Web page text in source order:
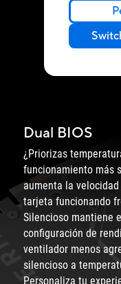
Dual BIOS
¿Priorizas
funcionamiento más
aumenta la
tarjeta funcionando
Silencioso mantiene
configuración de
ventilador menos
silencioso a
Personaliza tu